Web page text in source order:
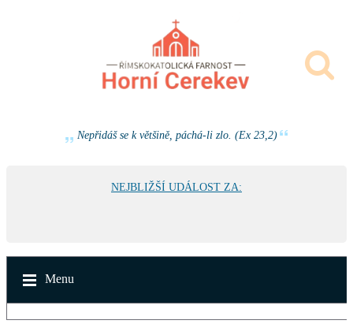
Nepřidáš se k většině, páchá-li zlo. (Ex 23,2)
NEJBLIŽŠÍ UDÁLOST ZA:
Menu